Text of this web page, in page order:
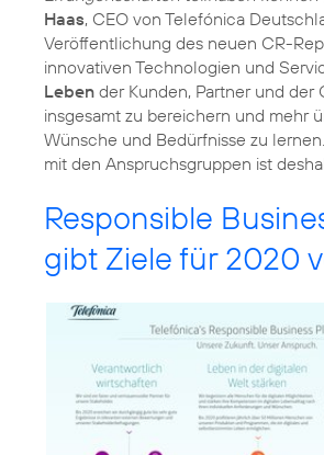
Haas, CEO von Telefónica
Veröffentlichung des neuen CR-
innovativen Technologien und
Leben der Kunden, Partner und der
insgesamt zu bereichern und mehr
Wünsche und Bedürfnisse zu
mit den Anspruchsgruppen ist
Responsible
gibt Ziele für 2020